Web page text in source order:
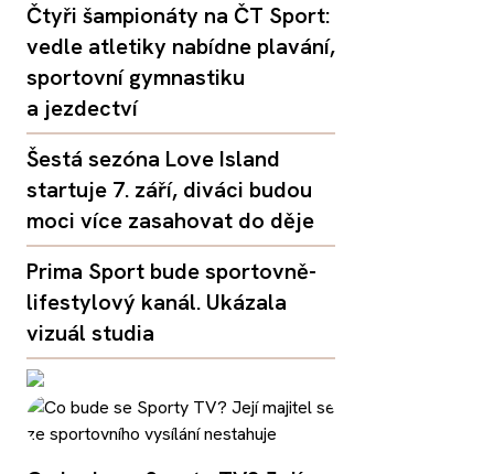
Čtyři šampionáty na ČT Sport:
vedle atletiky nabídne plavání,
sportovní gymnastiku
a jezdectví
Šestá sezóna Love Island
startuje 7. září, diváci budou
moci více zasahovat do děje
Prima Sport bude sportovně-
lifestylový kanál. Ukázala
vizuál studia